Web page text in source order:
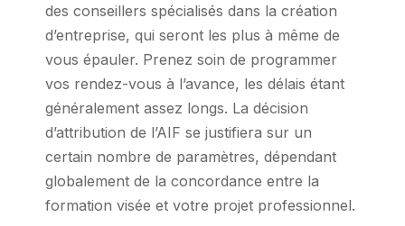
des conseillers spécialisés dans la création
d’entreprise, qui seront les plus à même de
vous épauler. Prenez soin de programmer
vos rendez-vous à l’avance, les délais étant
généralement assez longs. La décision
d’attribution de l’AIF se justifiera sur un
certain nombre de paramètres, dépendant
globalement de la concordance entre la
formation visée et votre projet professionnel.